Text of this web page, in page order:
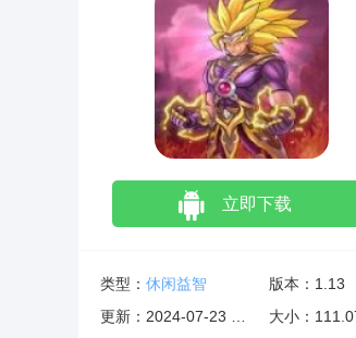
立即下载
类型： 休闲益智
版本：1.13
大小：